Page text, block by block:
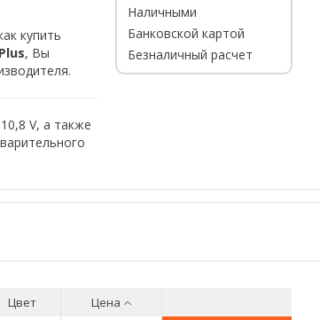
купить
, Вы
V, а также
Наличными
Банковской картой
Безналичный расчет
Цвет
Цена